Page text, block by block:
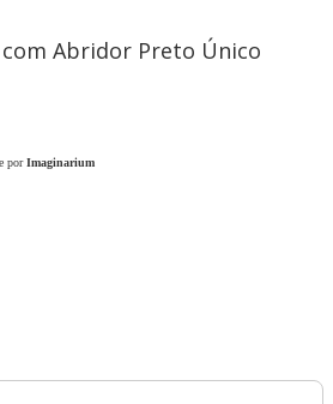
Abridor Preto Único
por Imaginarium